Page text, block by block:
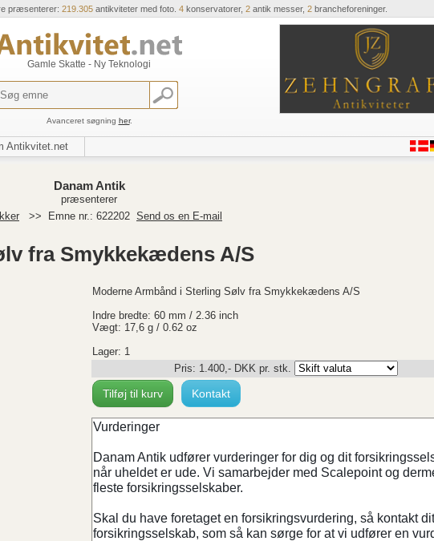
præsenterer: 219.305antikviteter med foto. 4konservatorer, 2antik messer, 2brancheforeninger.
Gamle Skatte - Ny Teknologi
Avanceret søgning her.
Antikvitet.net
Danam Antik
præsenterer
>> Emne nr.: 622202 Send os en E-mail
fra Smykkekædens A/S
Moderne Armbånd i Sterling Sølv fra Smykkekædens A/S
Indre bredte: 60 mm / 2.36 inch
Vægt: 17,6 g / 0.62 oz
Lager: 1
Pris: 1.400,- DKKpr. stk.
Tilføj til kurv Kontakt
Vurderinger
Danam Antik udfører vurderinger for dig og dit
når uheldet er ude. Vi samarbejder med Scalepoint og
fleste forsikringsselskaber.
Skal du have foretaget en forsikringsvurdering, så kontakt dit
forsikringsselskab, som så kan sørge for at vi udfører en